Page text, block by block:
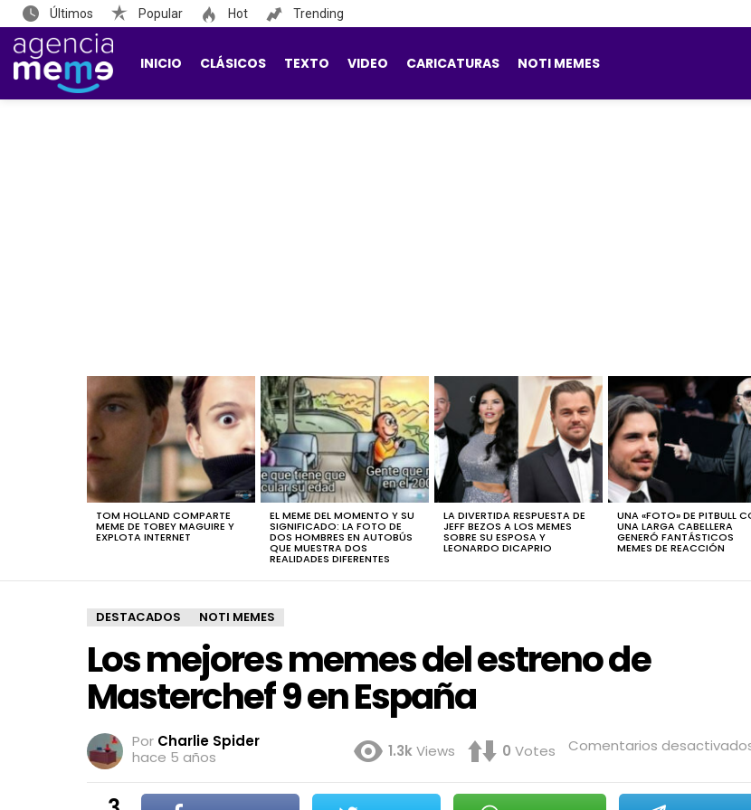
Últimos Popular Hot Trending
INICIO CLÁSICOS TEXTO VIDEO CARICATURAS NOTI MEMES
STORIES
TOM HOLLAND COMPARTE
MEME DE TOBEY MAGUIRE Y
EXPLOTA INTERNET
EL MEME DEL MOMENTO Y SU
SIGNIFICADO: LA FOTO DE
DOS HOMBRES EN AUTOBÚS
QUE MUESTRA DOS
REALIDADES DIFERENTES
LA DIVERTIDA RESPUESTA DE
JEFF BEZOS A LOS MEMES
SOBRE SU ESPOSA Y
LEONARDO DICAPRIO
UNA «FOTO» DE PITBULL
UNA LARGA CABELLERA
GENERÓ FANTÁSTICOS
MEMES DE REACCIÓN
DESTACADOS NOTI MEMES
Los mejores memes del estreno de
Masterchef 9 en España
Por Charlie Spider
hace 5 años
1.3kViews 0 Votes Comentarios